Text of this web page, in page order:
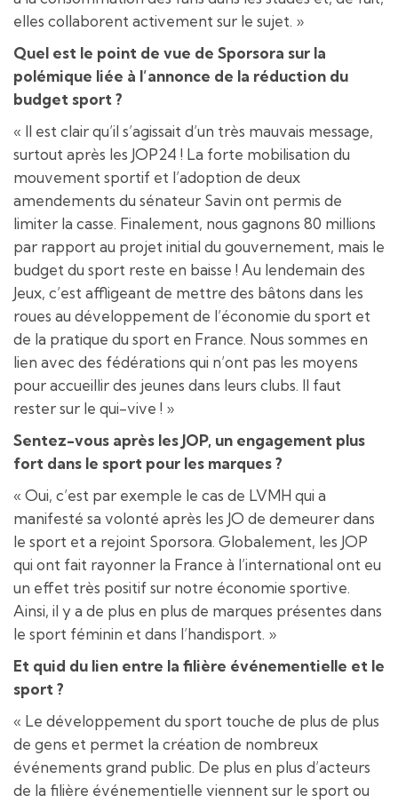
elles collaborent activement sur le sujet. »
Quel est le point de vue de Sporsora sur la
polémique liée à l’annonce de la réduction du
budget sport ?
« Il est clair qu’il s’agissait d’un très mauvais message,
surtout après les JOP24 ! La forte mobilisation du
mouvement sportif et l’adoption de deux
amendements du sénateur Savin ont permis de
limiter la casse. Finalement, nous gagnons 80 millions
par rapport au projet initial du gouvernement, mais le
budget du sport reste en baisse ! Au lendemain des
Jeux, c’est affligeant de mettre des bâtons dans les
roues au développement de l’économie du sport et
de la pratique du sport en France. Nous sommes en
lien avec des fédérations qui n’ont pas les moyens
pour accueillir des jeunes dans leurs clubs. Il faut
rester sur le qui-vive ! »
Sentez-vous après les JOP, un engagement plus
fort dans le sport pour les marques ?
« Oui, c’est par exemple le cas de LVMH qui a
manifesté sa volonté après les JO de demeurer dans
le sport et a rejoint Sporsora. Globalement, les JOP
qui ont fait rayonner la France à l’international ont eu
un effet très positif sur notre économie sportive.
Ainsi, il y a de plus en plus de marques présentes dans
le sport féminin et dans l’handisport. »
Et quid du lien entre la filière événementielle et le
sport ?
« Le développement du sport touche de plus de plus
de gens et permet la création de nombreux
événements grand public. De plus en plus d’acteurs
de la filière événementielle viennent sur le sport ou